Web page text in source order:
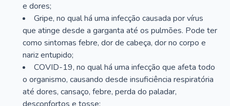
e dores;
Gripe, no qual há uma infecção causada por vírus
que atinge desde a garganta até os pulmões. Pode ter
como sintomas febre, dor de cabeça, dor no corpo e
nariz entupido;
COVID-19, no qual há uma infecção que afeta todo
o organismo, causando desde insuficiência respiratória
até dores, cansaço, febre, perda do paladar,